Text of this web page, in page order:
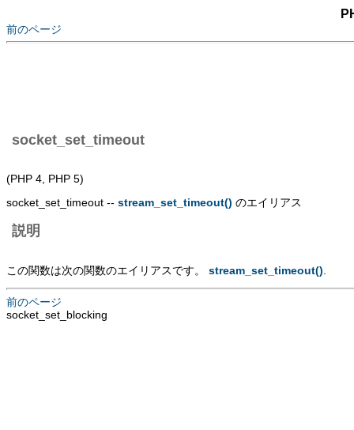
前のページ
socket_set_timeout
(PHP 4, PHP 5)
socket_set_timeout -- stream_set_timeout() のエイリアス
説明
この関数は次の関数のエイリアスです。 stream_set_timeout()
前のページ
socket_set_blocking